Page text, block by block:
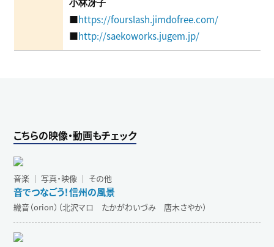
小林冴子
■https://fourslash.jimdofree.com/
■http://saekoworks.jugem.jp/
こちらの映像・動画もチェック
音楽 ｜ 写真・映像 ｜ その他
音でつなごう！信州の風景
織音（orion）（北沢マロ たかがわいづみ 唐木さやか）